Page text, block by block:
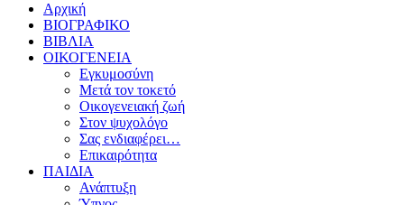
Αρχική
ΒΙΟΓΡΑΦΙΚΟ
ΒΙΒΛΙΑ
ΟΙΚΟΓΕΝΕΙΑ
Εγκυμοσύνη
Μετά τον τοκετό
Οικογενειακή ζωή
Στον ψυχολόγο
Σας ενδιαφέρει…
Επικαιρότητα
ΠΑΙΔΙΑ
Ανάπτυξη